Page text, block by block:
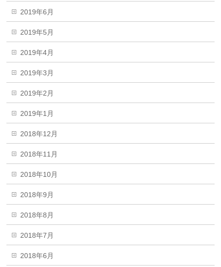
2019年6月
2019年5月
2019年4月
2019年3月
2019年2月
2019年1月
2018年12月
2018年11月
2018年10月
2018年9月
2018年8月
2018年7月
2018年6月